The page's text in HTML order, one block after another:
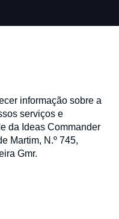
informação sobre a
serviços e
da Ideas Commander
Martim, N.º 745,
Gmr.